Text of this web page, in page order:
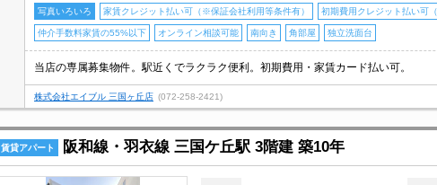
写真いろいろ 家賃クレジット払い可（※保証会社利用等条件有） 初期費用クレジット払い可
仲介手数料家賃の55%以下 オンライン相談可能 南向き 角部屋 独立洗面台
当店の専属募集物件。駅近くでラクラク便利。初期費用・家賃カード払い可。
株式会社エイブル 三国ヶ丘店 (072-258-2421)
賃貸アパート 阪和線・羽衣線 三国ケ丘駅 3階建 築10年